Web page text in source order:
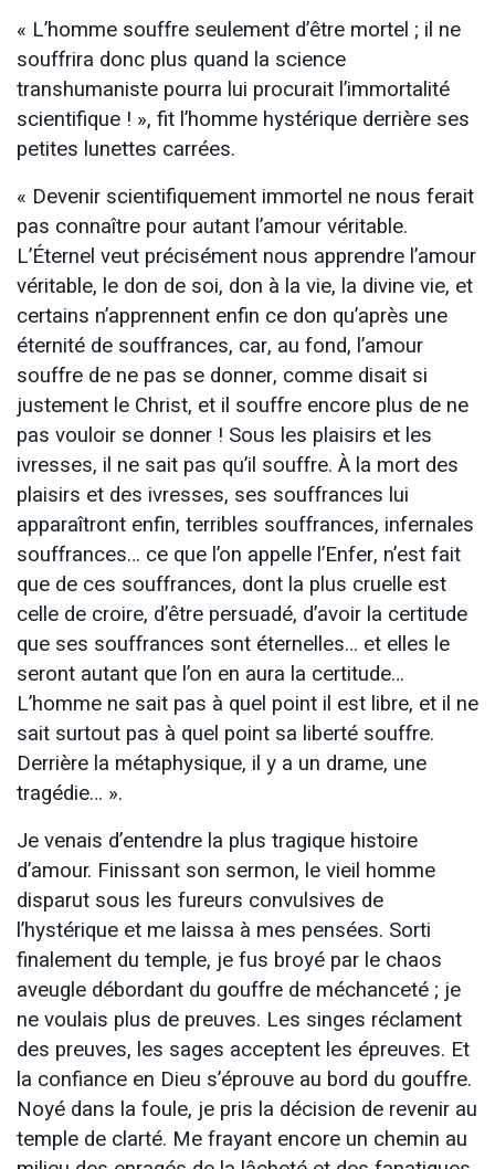
« L’homme souffre seulement d’être mortel ; il ne
souffrira donc plus quand la science
transhumaniste pourra lui procurait l’immortalité
scientifique ! », fit l’homme hystérique derrière ses
petites lunettes carrées.
« Devenir scientifiquement immortel ne nous ferait
pas connaître pour autant l’amour véritable.
L’Éternel veut précisément nous apprendre l’amour
véritable, le don de soi, don à la vie, la divine vie, et
certains n’apprennent enfin ce don qu’après une
éternité de souffrances, car, au fond, l’amour
souffre de ne pas se donner, comme disait si
justement le Christ, et il souffre encore plus de ne
pas vouloir se donner ! Sous les plaisirs et les
ivresses, il ne sait pas qu’il souffre. À la mort des
plaisirs et des ivresses, ses souffrances lui
apparaîtront enfin, terribles souffrances, infernales
souffrances… ce que l’on appelle l’Enfer, n’est fait
que de ces souffrances, dont la plus cruelle est
celle de croire, d’être persuadé, d’avoir la certitude
que ses souffrances sont éternelles… et elles le
seront autant que l’on en aura la certitude…
L’homme ne sait pas à quel point il est libre, et il ne
sait surtout pas à quel point sa liberté souffre.
Derrière la métaphysique, il y a un drame, une
tragédie… ».
Je venais d’entendre la plus tragique histoire
d’amour. Finissant son sermon, le vieil homme
disparut sous les fureurs convulsives de
l’hystérique et me laissa à mes pensées. Sorti
finalement du temple, je fus broyé par le chaos
aveugle débordant du gouffre de méchanceté ; je
ne voulais plus de preuves. Les singes réclament
des preuves, les sages acceptent les épreuves. Et
la confiance en Dieu s’éprouve au bord du gouffre.
Noyé dans la foule, je pris la décision de revenir au
temple de clarté. Me frayant encore un chemin au